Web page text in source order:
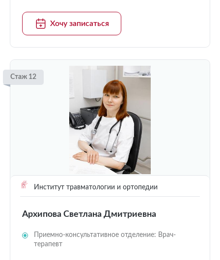
Хочу записаться
Стаж 12
Институт травматологии и ортопедии
Архипова Светлана Дмитриевна
Приемно-консультативное отделение: Врач-
терапевт